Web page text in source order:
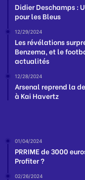
Didier Deschamps :
pour les Bleus
12/29/2024
Les révélations
Benzema, et le
actualités
12/28/2024
Arsenal reprend la
à Kai Havertz
01/04/2024
PRRIME de 3000
Profiter ?
02/26/2024